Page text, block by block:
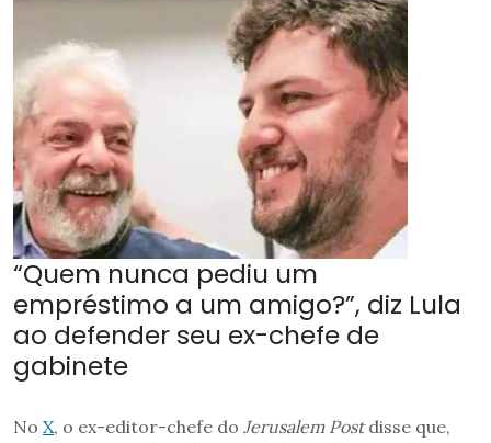
“Quem nunca pediu um
empréstimo a um amigo?”, diz Lula
ao defender seu ex-chefe de
gabinete
No X, o ex-editor-chefe do Jerusalem Postdisse que,